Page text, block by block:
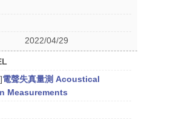
2022/04/29
電聲失真量測 Acoustical
Measurements